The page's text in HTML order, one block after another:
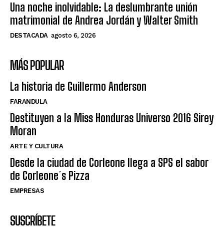
Una noche inolvidable: La deslumbrante unión
matrimonial de Andrea Jordán y Walter Smith
DESTACADA agosto 6, 2026
MÁS POPULAR
La historia de Guillermo Anderson
FARANDULA
Destituyen a la Miss Honduras Universo 2016 Sirey
Moran
ARTE Y CULTURA
Desde la ciudad de Corleone llega a SPS el sabor
de Corleone´s Pizza
EMPRESAS
SUSCRÍBETE